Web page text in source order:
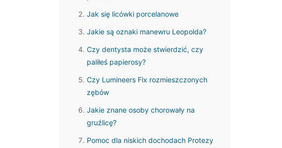
Jak się licówki porcelanowe
Jakie są oznaki manewru Leopolda?
Czy dentysta może stwierdzić, czy
paliłeś papierosy?
Czy Lumineers Fix rozmieszczonych
zębów
Jakie znane osoby chorowały na
gruźlicę?
Pomoc dla niskich dochodach Protezy